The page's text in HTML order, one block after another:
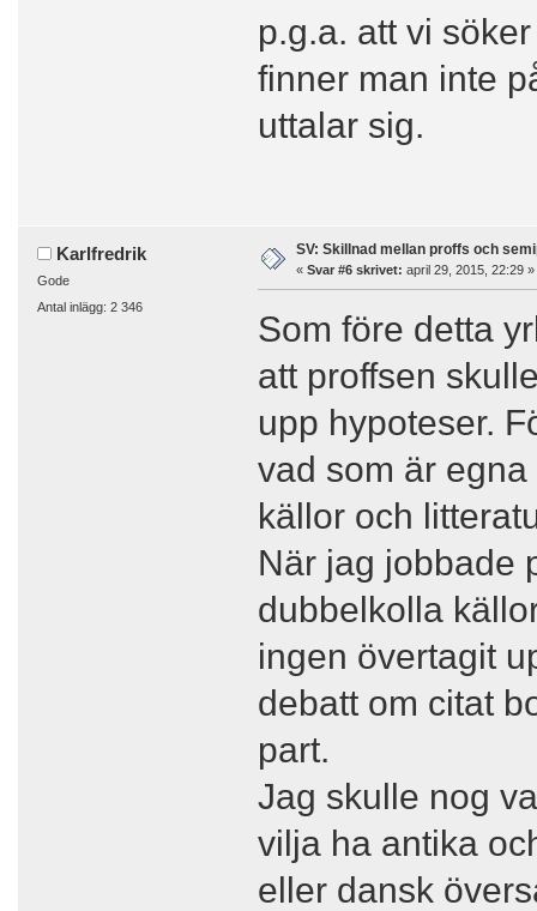
p.g.a. att vi
finner man inte
uttalar sig.
Karlfredrik
Gode
Antal inlägg: 2 346
SV: Skillnad mellan proffs och
« Svar #6 skrivet: april 29, 2015, 22:29 »
Som före detta
att proffsen
upp hypoteser.
vad som är
källor och
När jag jobbade
dubbelkolla
ingen övertagit
debatt om citat
part.
Jag skulle nog
vilja ha antika
eller dansk